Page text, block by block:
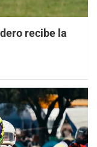
recibe la